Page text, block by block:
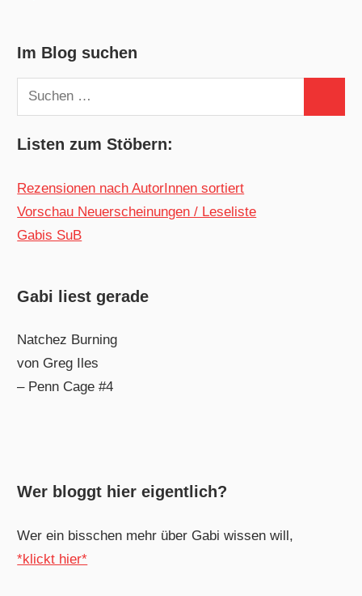
Im Blog suchen
Suchen
nach:
Listen zum Stöbern:
Rezensionen nach AutorInnen sortiert
Vorschau Neuerscheinungen / Leseliste
Gabis SuB
Gabi liest gerade
Natchez Burning
von Greg Iles
– Penn Cage #4
Wer bloggt hier eigentlich?
Wer ein bisschen mehr über Gabi wissen will,
*klickt hier*